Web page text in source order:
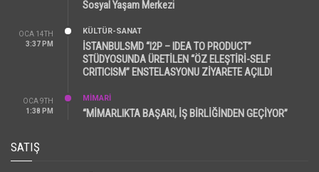
Sosyal Yaşam Merkezi
OCA 14TH
3:37 PM
KÜLTÜR-SANAT
İSTANBULSMD “I2P – IDEA TO PRODUCT”
STÜDYOSUNDA ÜRETİLEN “ÖZ ELEŞTİRİ-SELF
CRITICISM” ENSTELASYONU ZİYARETE AÇILDI
OCA 9TH
1:38 PM
MİMARİ
“MİMARLIKTA BAŞARI, İŞ BİRLİĞİNDEN GEÇİYOR”
SATIŞ